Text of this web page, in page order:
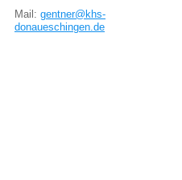
Mail: gentner@khs-
donaueschingen.de